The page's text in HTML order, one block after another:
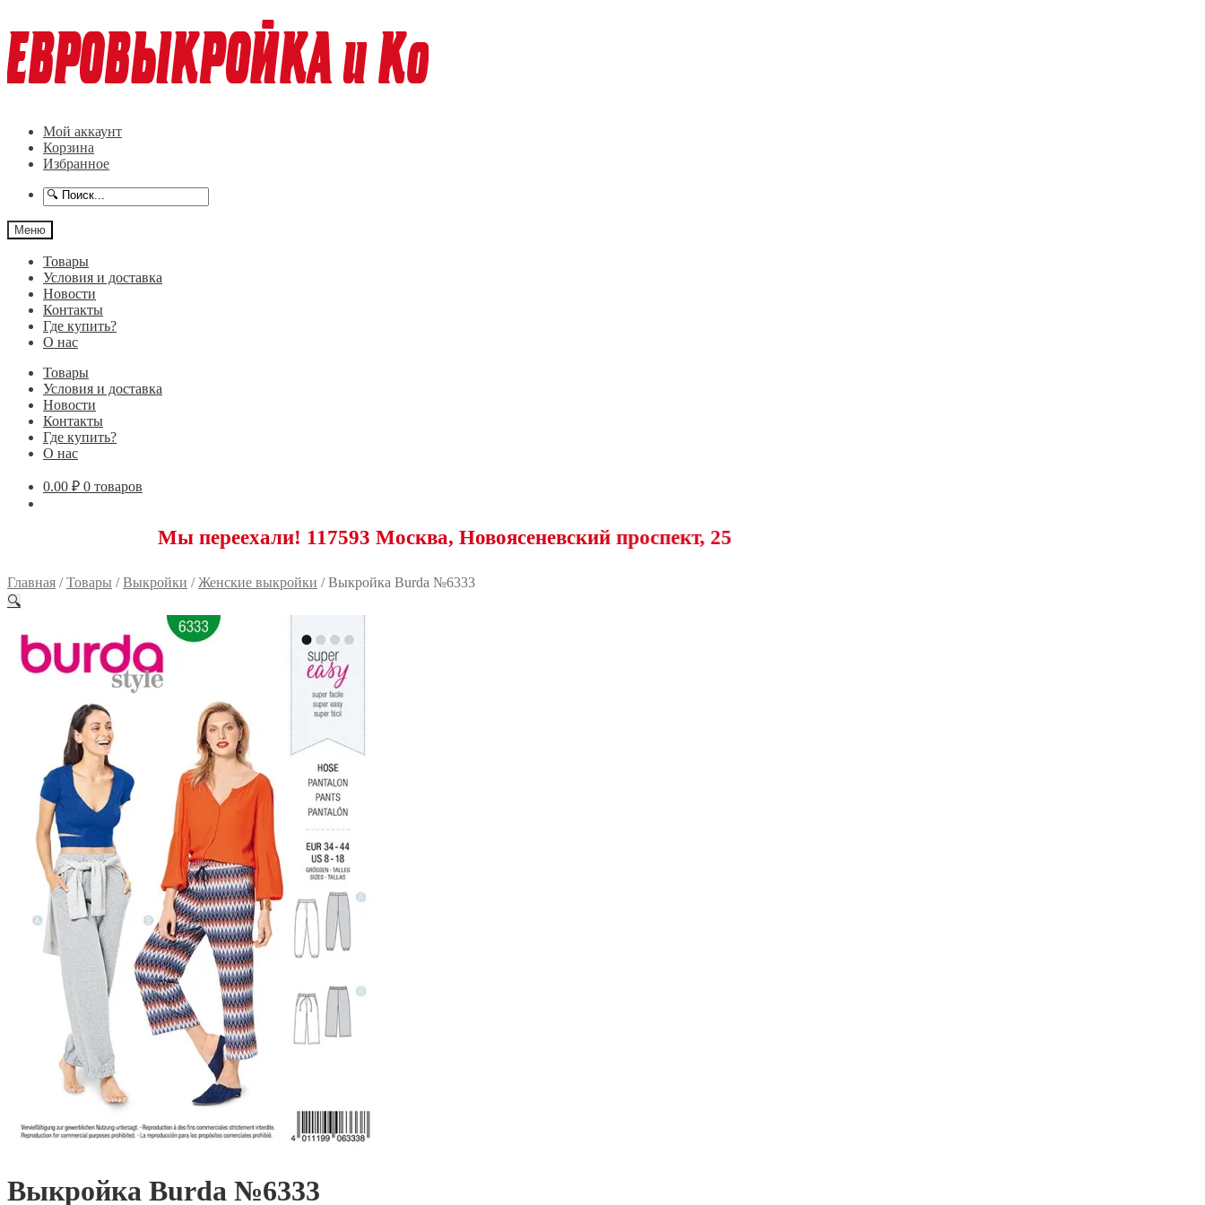
к
навигации
к
содержимому
Мой аккаунт
Корзина
Избранное
Меню
Товары
Условия и доставка
Новости
Контакты
Где купить?
О нас
Товары
Условия и доставка
Новости
Контакты
Где купить?
О нас
0.00 ₽ 0 товаров
Мы переехали! 117593 Москва, Новоясеневский проспект, 25
Главная /Товары /Выкройки /Женские выкройки /Выкройка Burda №6333
🔍
Выкройка Burda №6333